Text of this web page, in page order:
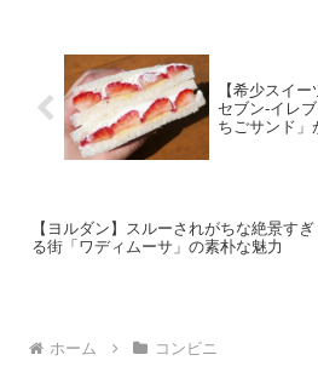
【希少スイ
セブン-イレ
ちごサンド」
【ヨルダン】スルーされがちな絶景すぎ
る街「ワディムーサ」の素朴な魅力
ホーム コンビニ